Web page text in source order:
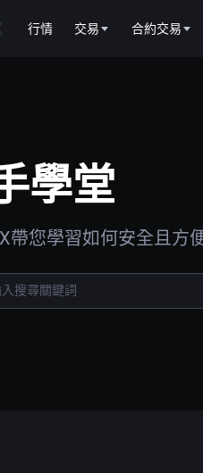
行情 交易 合約交易
學堂
帶您學習如何安全且方